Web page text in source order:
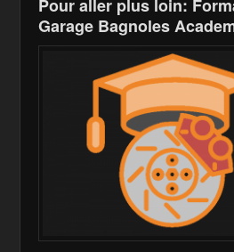
Pour aller plus loin:
Garage Bagnoles